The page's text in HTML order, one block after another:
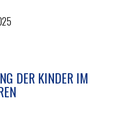
DER KINDER IM